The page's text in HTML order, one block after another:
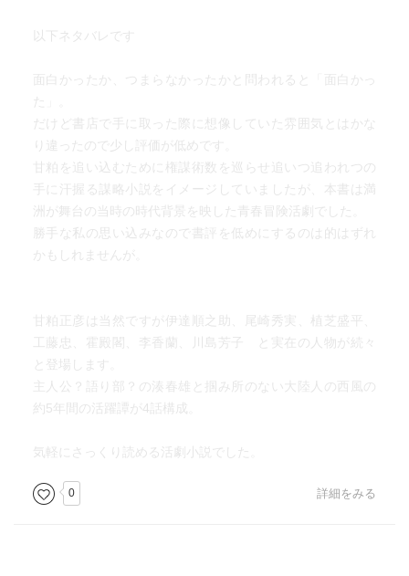
以下ネタバレです
面白かったか、つまらなかったかと問われると「面白かっ
た」。
だけど書店で手に取った際に想像していた雰囲気とはかな
り違ったので少し評価が低めです。
甘粕を追い込むために権謀術数を巡らせ追いつ追われつの
手に汗握る謀略小説をイメージしていましたが、本書は満
洲が舞台の当時の時代背景を映した青春冒険活劇でした。
勝手な私の思い込みなので書評を低めにするのは的はずれ
かもしれませんが。
甘粕正彦は当然ですが伊達順之助、尾崎秀実、植芝盛平、
工藤忠、霍殿閣、李香蘭、川島芳子 と実在の人物が続々
と登場します。
主人公？語り部？の湊春雄と掴み所のない大陸人の西風の
約5年間の活躍譚が4話構成。
気軽にさっくり読める活劇小説でした。
0 詳細をみる